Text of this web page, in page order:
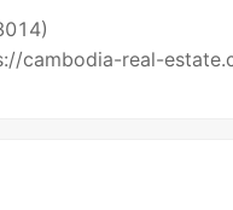
cambodia-real-